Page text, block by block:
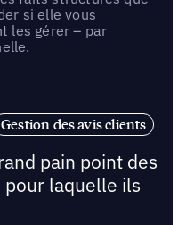
si elle vous
les gérer – par
Gestion des avis clients
pain point des
laquelle ils